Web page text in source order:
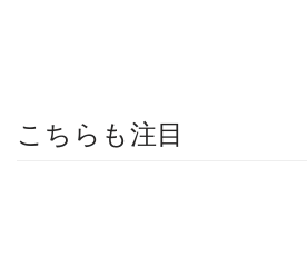
こちらも注目